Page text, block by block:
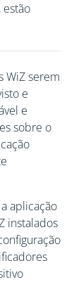
estão
WiZ serem
e
e
sobre o
aplicação
instalados